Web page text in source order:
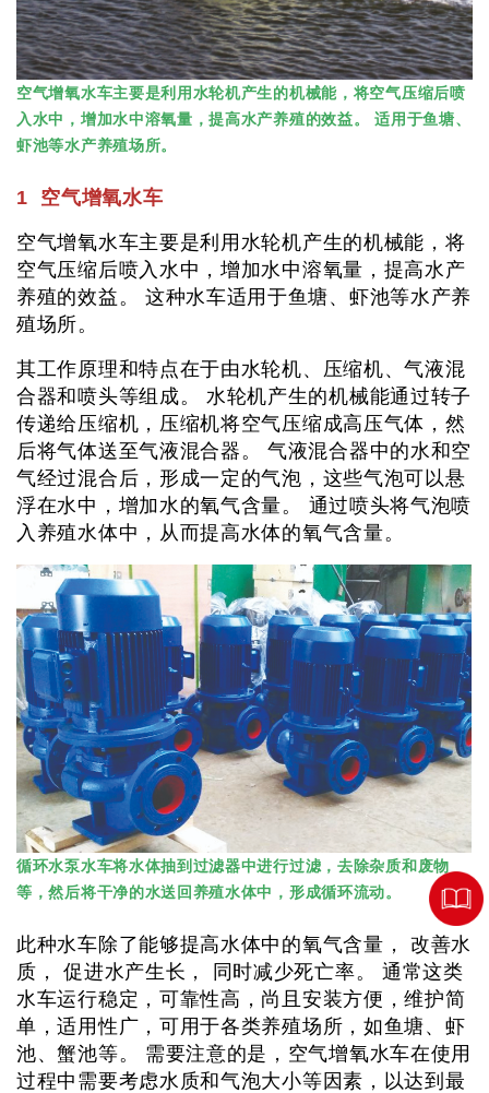
空气增氧水车主要是利用水轮机产生的机械能，将空气压缩后喷
入水中，增加水中溶氧量，提高水产养殖的效益。 适用于鱼塘、
虾池等水产养殖场所。
1 空气增氧水车
空气增氧水车主要是利用水轮机产生的机械能，将
空气压缩后喷入水中，增加水中溶氧量，提高水产
养殖的效益。 这种水车适用于鱼塘、虾池等水产养
殖场所。
其工作原理和特点在于由水轮机、压缩机、气液混
合器和喷头等组成。 水轮机产生的机械能通过转子
传递给压缩机，压缩机将空气压缩成高压气体，然
后将气体送至气液混合器。 气液混合器中的水和空
气经过混合后，形成一定的气泡，这些气泡可以悬
浮在水中，增加水的氧气含量。 通过喷头将气泡喷
入养殖水体中，从而提高水体的氧气含量。
循环水泵水车将水体抽到过滤器中进行过滤，去除杂质和废物
等，然后将干净的水送回养殖水体中，形成循环流动。
此种水车除了能够提高水体中的氧气含量， 改善水
质， 促进水产生长， 同时减少死亡率。 通常这类
水车运行稳定，可靠性高，尚且安装方便，维护简
单，适用性广，可用于各类养殖场所，如鱼塘、虾
池、蟹池等。 需要注意的是，空气增氧水车在使用
过程中需要考虑水质和气泡大小等因素，以达到最